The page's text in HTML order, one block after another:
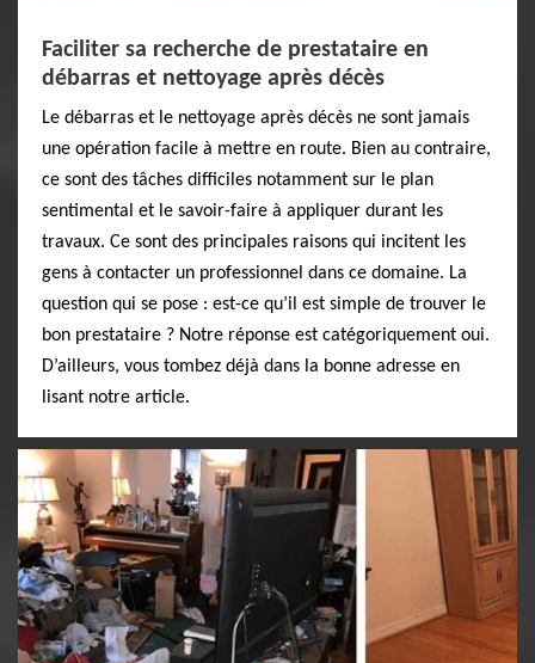
Faciliter sa recherche de prestataire en
débarras et nettoyage après décès
Le débarras et le nettoyage après décès ne sont jamais
une opération facile à mettre en route. Bien au contraire,
ce sont des tâches difficiles notamment sur le plan
sentimental et le savoir-faire à appliquer durant les
travaux. Ce sont des principales raisons qui incitent les
gens à contacter un professionnel dans ce domaine. La
question qui se pose : est-ce qu’il est simple de trouver le
bon prestataire ? Notre réponse est catégoriquement oui.
D’ailleurs, vous tombez déjà dans la bonne adresse en
lisant notre article.